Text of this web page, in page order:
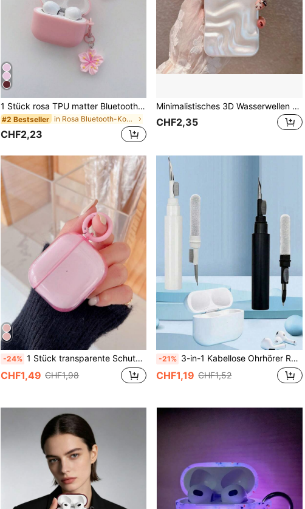
1 Stück rosa TPU matter Bluetooth Kopfhörer Schutzhülle mit Kirschblüten Anhänger, süßes Kirschblüten Design, geeignet für AirPods Pro 3, Pro (2. Gen), 3, Pro, 4, geeignet für den täglichen Gebrauch, Frühling, Muttertag, Geburtstag, Abschlusszeit, schnelle Lieferung
#2 Bestseller in Rosa Bluetooth-Kopfhörerhüllen
CHF2,23
Minimalistisches 3D Wasserwellen Muster Handyhülle kompatibel mit Apple 17 Pro Max/17 Pro/17 Air/17/16 Pro Max/16/16 Pro/16 Plus/15/15 Pro Max/15 Plus/15 Pro/14 Pro Max/14 Pro/14/13 Pro Max/13/13 Pro/12/12 Pro Max/12 Pro/11/11 Pro Max/11 Pro
CHF2,35
-24% 1 Stück transparente Schutzhülle + Ringschnalle stoßfeste Kopfhörertasche kompatibel mit Apple 1/2/3/4/Pro/Pro 2. Generation Bluetooth-Kopfhörern
CHF1,49 CHF1,98
-21% 3-in-1 Kabellose Ohrhörer Reinigungsset, kompatibel mit Pro Ohrhörer Gehäuse Reinigung, multifunktionale digitale Geräte Reinigungsbürste, Computer & Handy Staubentfernung Stift, Geburtstagsgeschenk, Küche & Badezimmer Haushaltsgegenstände
CHF1,19 CHF1,52